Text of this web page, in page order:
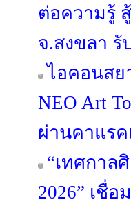
ต่อความรู้
จ.สงขลา รั
ไอคอนสย
NEO Art
ผ่านคาแรค
“เทศกาล
2026” เชื่